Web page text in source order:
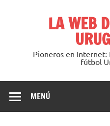
LA WEB
Pioneros en
fútbol
MENÚ